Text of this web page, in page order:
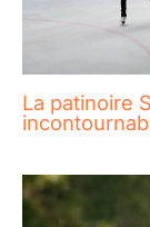
La patinoire